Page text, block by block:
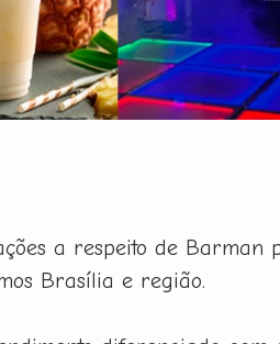
a respeito de Barman
Brasília e região.